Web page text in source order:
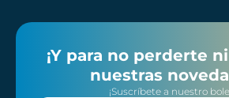
¡Y para no perderte
nuestras
¡Suscríbete a nuestro